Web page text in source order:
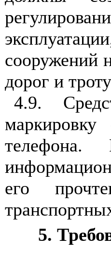
сооружений
дорог и
4.9.
телефона.
его
5.